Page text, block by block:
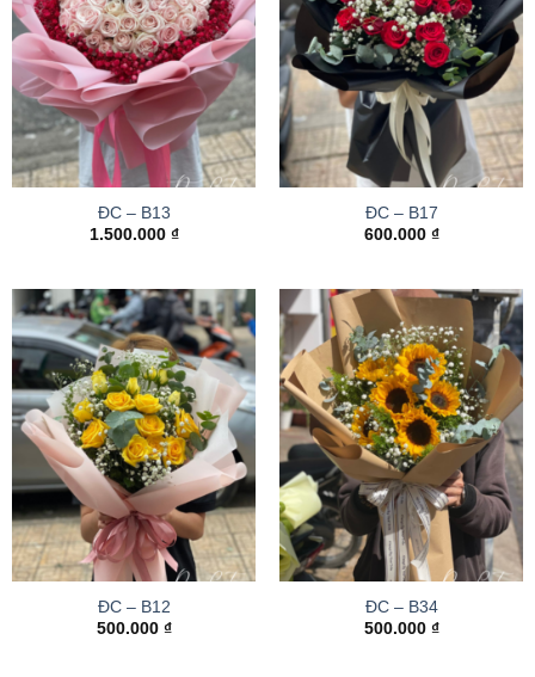
ĐC – B13
1.500.000 ₫
ĐC – B17
600.000 ₫
ĐC – B12
500.000 ₫
ĐC – B34
500.000 ₫